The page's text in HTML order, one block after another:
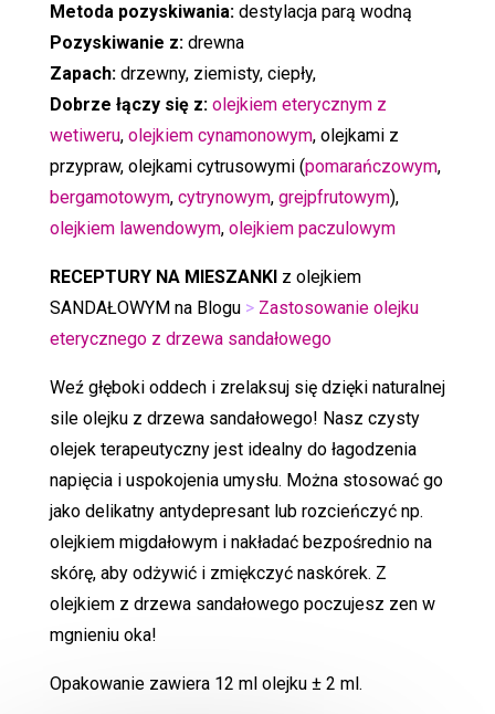
klientów
Metoda pozyskiwania: destylacja parą wodną
Pozyskiwanie z: drewna
Zapach: drzewny, ziemisty, ciepły,
Dobrze łączy się z: olejkiem eterycznym z
wetiweru, olejkiem cynamonowym, olejkami z
przypraw, olejkami cytrusowymi (pomarańczowym,
bergamotowym, cytrynowym, grejpfrutowym),
olejkiem lawendowym, olejkiem paczulowym
RECEPTURY NA MIESZANKI z olejkiem
SANDAŁOWYM na Blogu> Zastosowanie olejku
eterycznego z drzewa sandałowego
Weź głęboki oddech i zrelaksuj się dzięki naturalnej
sile olejku z drzewa sandałowego! Nasz czysty
olejek terapeutyczny jest idealny do łagodzenia
napięcia i uspokojenia umysłu. Można stosować go
jako delikatny antydepresant lub rozcieńczyć np.
olejkiem migdałowym i nakładać bezpośrednio na
skórę, aby odżywić i zmiękczyć naskórek. Z
olejkiem z drzewa sandałowego poczujesz zen w
mgnieniu oka!
Opakowanie zawiera 12 ml olejku ± 2 ml.